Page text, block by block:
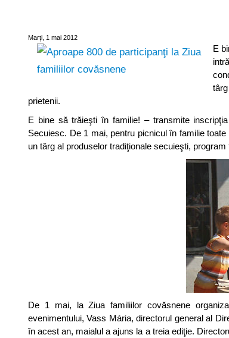
Marți, 1 mai 2012
E
prietenii.
E bine să trăieşti în familie! – transmite
Secuiesc. De 1 mai, pentru picnicul în familie
un târg al produselor tradiţionale secuieşti,
De 1 mai, la Ziua familiilor covăsnene
evenimentului, Vass Mária, directorul general al
în acest an, maialul a ajuns la a treia ediţie.